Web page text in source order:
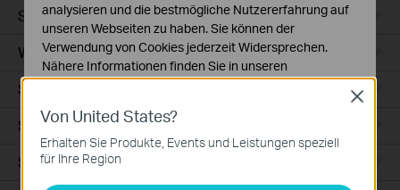
Smart Sensors
WLAN-Repeater+
Smartes Thermostat
Smart Hub
Saugroboter
Von United States?
Erhalten Sie Produkte, Events und Leistungen speziell
für Ihre Region
Close
analysieren und die bestmögliche Nutzererfahrung auf
unseren Webseiten zu haben. Sie können der
Verwendung von Cookies jederzeit Widersprechen.
Nähere Informationen finden Sie in unseren
Datenschutzhinweisen.
Notwendige Cookies
Diese Cookies sind zur Funktion der Website
erforderlich und können in Ihren Systemen nicht